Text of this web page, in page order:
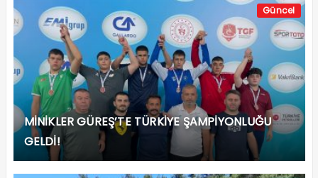
Güncel
MİNİKLER GÜREŞ’TE TÜRKİYE ŞAMPİYONLUĞU
GELDİ!